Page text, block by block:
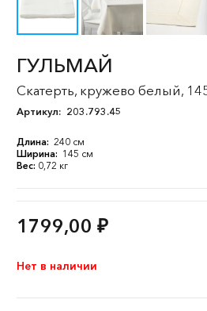
ГУЛЬМАЙ
Скатерть, кружево белый,
Артикул: 203.793.45
Длина: 240 см
Ширина: 145 см
Вес: 0,72 кг
1799,00 ₽
Нет в наличии